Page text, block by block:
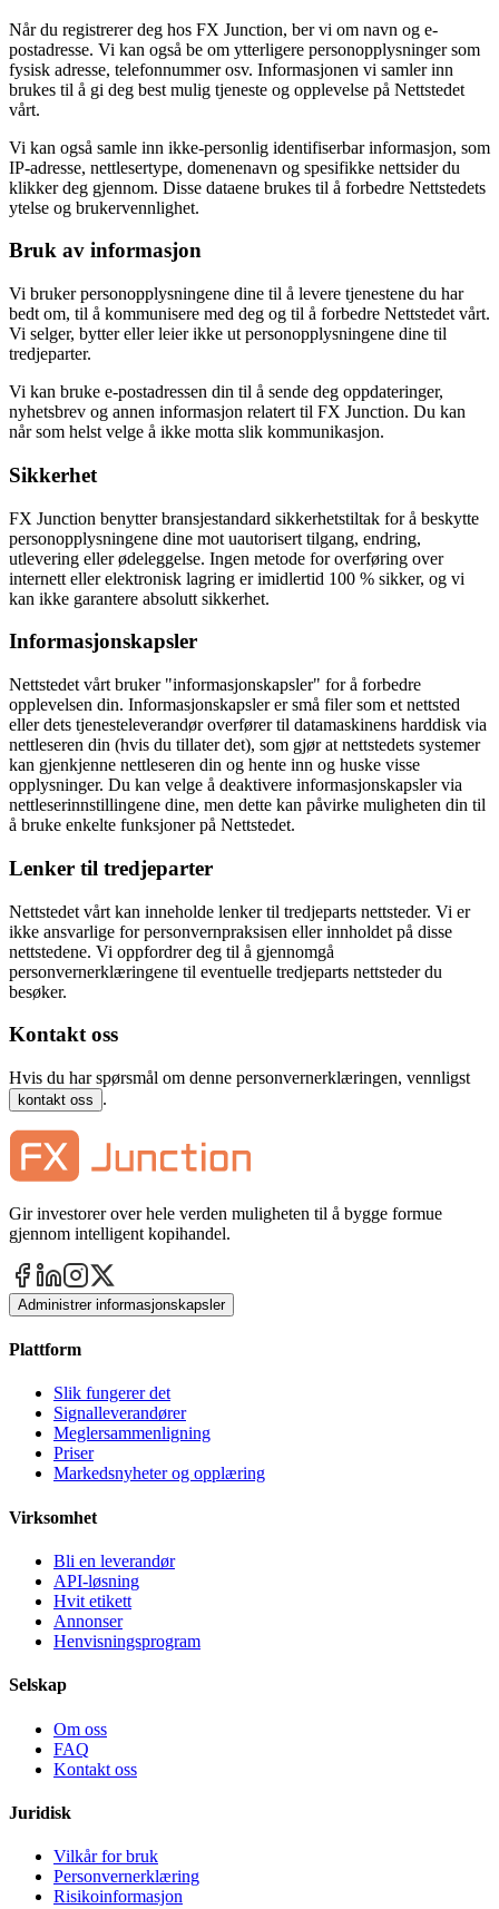
Når du registrerer deg hos FX Junction, ber vi om navn og e-
postadresse. Vi kan også be om ytterligere personopplysninger som
fysisk adresse, telefonnummer osv. Informasjonen vi samler inn
brukes til å gi deg best mulig tjeneste og opplevelse på Nettstedet
vårt.
Vi kan også samle inn ikke-personlig identifiserbar informasjon, som
IP-adresse, nettlesertype, domenenavn og spesifikke nettsider du
klikker deg gjennom. Disse dataene brukes til å forbedre Nettstedets
ytelse og brukervennlighet.
Bruk av informasjon
Vi bruker personopplysningene dine til å levere tjenestene du har
bedt om, til å kommunisere med deg og til å forbedre Nettstedet vårt.
Vi selger, bytter eller leier ikke ut personopplysningene dine til
tredjeparter.
Vi kan bruke e-postadressen din til å sende deg oppdateringer,
nyhetsbrev og annen informasjon relatert til FX Junction. Du kan
når som helst velge å ikke motta slik kommunikasjon.
Sikkerhet
FX Junction benytter bransjestandard sikkerhetstiltak for å beskytte
personopplysningene dine mot uautorisert tilgang, endring,
utlevering eller ødeleggelse. Ingen metode for overføring over
internett eller elektronisk lagring er imidlertid 100 % sikker, og vi
kan ikke garantere absolutt sikkerhet.
Informasjonskapsler
Nettstedet vårt bruker "informasjonskapsler" for å forbedre
opplevelsen din. Informasjonskapsler er små filer som et nettsted
eller dets tjenesteleverandør overfører til datamaskinens harddisk via
nettleseren din (hvis du tillater det), som gjør at nettstedets systemer
kan gjenkjenne nettleseren din og hente inn og huske visse
opplysninger. Du kan velge å deaktivere informasjonskapsler via
nettleserinnstillingene dine, men dette kan påvirke muligheten din til
å bruke enkelte funksjoner på Nettstedet.
Lenker til tredjeparter
Nettstedet vårt kan inneholde lenker til tredjeparts nettsteder. Vi er
ikke ansvarlige for personvernpraksisen eller innholdet på disse
nettstedene. Vi oppfordrer deg til å gjennomgå
personvernerklæringene til eventuelle tredjeparts nettsteder du
besøker.
Kontakt oss
Hvis du har spørsmål om denne personvernerklæringen, vennligst
kontakt oss .
Gir investorer over hele verden muligheten til å bygge formue
gjennom intelligent kopihandel.
Administrer informasjonskapsler
Plattform
Slik fungerer det
Signalleverandører
Meglersammenligning
Priser
Markedsnyheter og opplæring
Virksomhet
Bli en leverandør
API-løsning
Hvit etikett
Annonser
Henvisningsprogram
Selskap
Om oss
FAQ
Kontakt oss
Juridisk
Vilkår for bruk
Personvernerklæring
Risikoinformasjon